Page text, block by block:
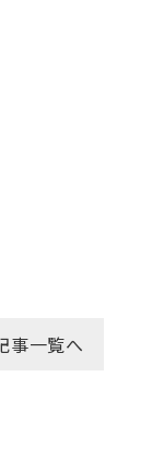
事一覧へ